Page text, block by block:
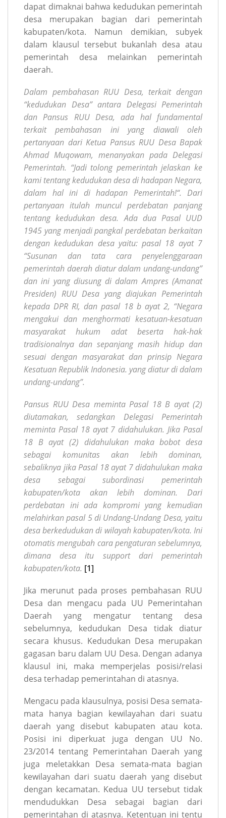
dapat dimaknai bahwa kedudukan pemerintah
desa merupakan bagian dari pemerintah
kabupaten/kota. Namun demikian, subyek
dalam klausul tersebut bukanlah desa atau
pemerintah desa melainkan pemerintah
daerah.
Dalam pembahasan RUU Desa, terkait dengan
“kedudukan Desa” antara Delegasi Pemerintah
dan Pansus RUU Desa, ada hal fundamental
terkait pembahasan ini yang diawali oleh
pertanyaan dari Ketua Pansus RUU Desa Bapak
Ahmad Muqowam, menanyakan pada Delegasi
Pemerintah. “Jadi tolong pemerintah jelaskan ke
kami tentang kedudukan desa di hadapan Negara,
dalam hal ini di hadapan Pemerintah!“. Dari
pertanyaan itulah muncul perdebatan panjang
tentang kedudukan desa. Ada dua Pasal UUD
1945 yang menjadi pangkal perdebatan berkaitan
dengan kedudukan desa yaitu: pasal 18 ayat 7
“Susunan dan tata cara penyelenggaraan
pemerintah daerah diatur dalam undang-undang”
dan ini yang diusung di dalam Ampres (Amanat
Presiden) RUU Desa yang diajukan Pemerintah
kepada DPR RI, dan pasal 18 b ayat 2, “Negara
mengakui dan menghormati kesatuan-kesatuan
masyarakat hukum adat beserta hak-hak
tradisionalnya dan sepanjang masih hidup dan
sesuai dengan masyarakat dan prinsip Negara
Kesatuan Republik Indonesia. yang diatur di dalam
undang-undang”.
Pansus RUU Desa meminta Pasal 18 B ayat (2)
diutamakan, sedangkan Delegasi Pemerintah
meminta Pasal 18 ayat 7 didahulukan. Jika Pasal
18 B ayat (2) didahulukan maka bobot desa
sebagai komunitas akan lebih dominan,
sebaliknya jika Pasal 18 ayat 7 didahulukan maka
desa sebagai subordinasi pemerintah
kabupaten/kota akan lebih dominan. Dari
perdebatan ini ada kompromi yang kemudian
melahirkan pasal 5 di Undang-Undang Desa, yaitu
desa berkedudukan di wilayah kabupaten/kota. Ini
otomatis mengubah cara pengaturan sebelumnya,
dimana desa itu support dari pemerintah
kabupaten/kota. [1]
Jika merunut pada proses pembahasan RUU
Desa dan mengacu pada UU Pemerintahan
Daerah yang mengatur tentang desa
sebelumnya, kedudukan Desa tidak diatur
secara khusus. Kedudukan Desa merupakan
gagasan baru dalam UU Desa. Dengan adanya
klausul ini, maka memperjelas posisi/relasi
desa terhadap pemerintahan di atasnya.
Mengacu pada klausulnya, posisi Desa semata-
mata hanya bagian kewilayahan dari suatu
daerah yang disebut kabupaten atau kota.
Posisi ini diperkuat juga dengan UU No.
23/2014 tentang Pemerintahan Daerah yang
juga meletakkan Desa semata-mata bagian
kewilayahan dari suatu daerah yang disebut
dengan kecamatan. Kedua UU tersebut tidak
mendudukkan Desa sebagai bagian dari
pemerintahan di atasnya. Ketentuan ini tentu